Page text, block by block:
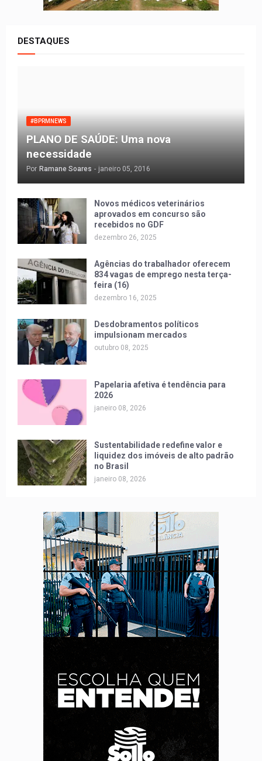
DESTAQUES
#BPRMNEWS
PLANO DE SAÚDE: Uma nova
necessidade
Por Ramane Soares - janeiro 05, 2016
Novos médicos veterinários
aprovados em concurso são
recebidos no GDF
dezembro 26, 2025
Agências do trabalhador oferecem
834 vagas de emprego nesta terça-
feira (16)
dezembro 16, 2025
Desdobramentos políticos
impulsionam mercados
outubro 08, 2025
Papelaria afetiva é tendência para
2026
janeiro 08, 2026
Sustentabilidade redefine valor e
liquidez dos imóveis de alto padrão
no Brasil
janeiro 08, 2026